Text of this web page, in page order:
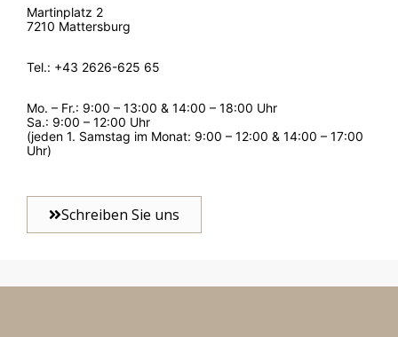
Martinplatz 2
7210 Mattersburg
Tel.: +43 2626-625 65
Mo. – Fr.: 9:00 – 13:00 & 14:00 – 18:00 Uhr
Sa.: 9:00 – 12:00 Uhr
(jeden 1. Samstag im Monat: 9:00 – 12:00 & 14:00 – 17:00
Uhr)
Schreiben Sie uns